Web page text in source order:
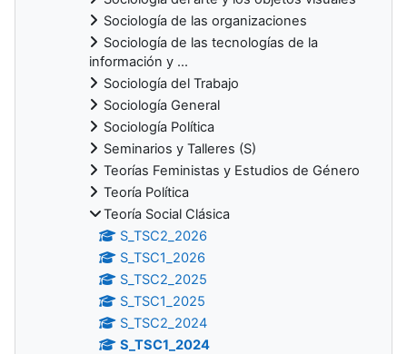
Sociología de las organizaciones
Sociología de las tecnologías de la
información y ...
Sociología del Trabajo
Sociología General
Sociología Política
Seminarios y Talleres (S)
Teorías Feministas y Estudios de Género
Teoría Política
Teoría Social Clásica
S_TSC2_2026
S_TSC1_2026
S_TSC2_2025
S_TSC1_2025
S_TSC2_2024
S_TSC1_2024